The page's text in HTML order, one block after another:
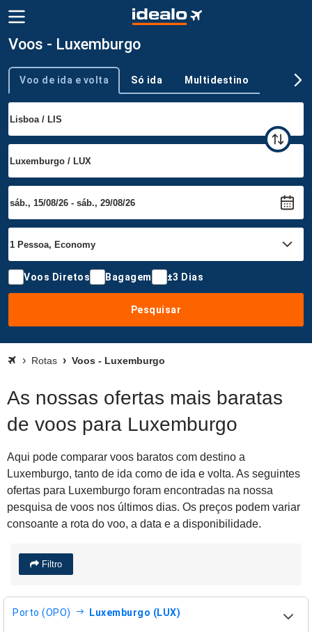
Voos - Luxemburgo
Tipo de viagem
Voo de ida e volta Só ida Multidestino
Voos Diretos Bagagem ±3 Dias
Pesquisar
Rotas Voos - Luxemburgo
As nossas ofertas mais baratas
de voos para Luxemburgo
Aqui pode comparar voos baratos com destino a
Luxemburgo, tanto de ida como de ida e volta. As seguintes
ofertas para Luxemburgo foram encontradas na nossa
pesquisa de voos nos últimos dias. Os preços podem variar
consoante a rota do voo, a data e a disponibilidade.
Filtro
Porto (OPO) Luxemburgo (LUX)